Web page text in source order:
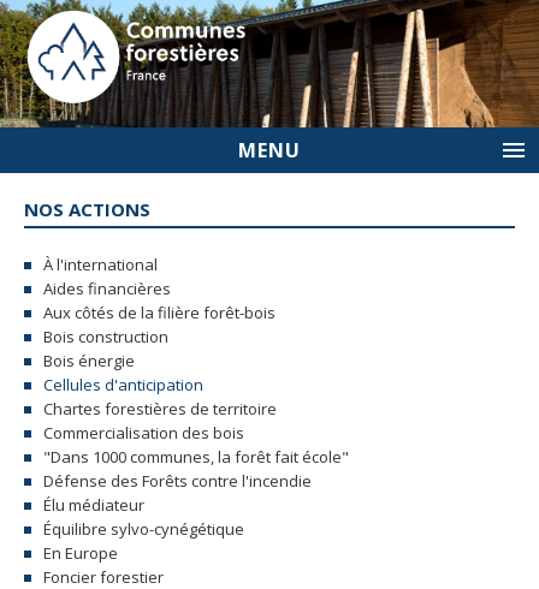
MENU
NOS ACTIONS
À l'international
Aides financières
Aux côtés de la filière forêt-bois
Bois construction
Bois énergie
Cellules d'anticipation
Chartes forestières de territoire
Commercialisation des bois
"Dans 1000 communes, la forêt fait école"
Défense des Forêts contre l'incendie
Élu médiateur
Équilibre sylvo-cynégétique
En Europe
Foncier forestier